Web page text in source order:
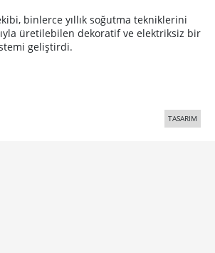
binlerce yıllık soğutma tekniklerini
üretilebilen dekoratif ve elektriksiz bir
geliştirdi.
TASARIM